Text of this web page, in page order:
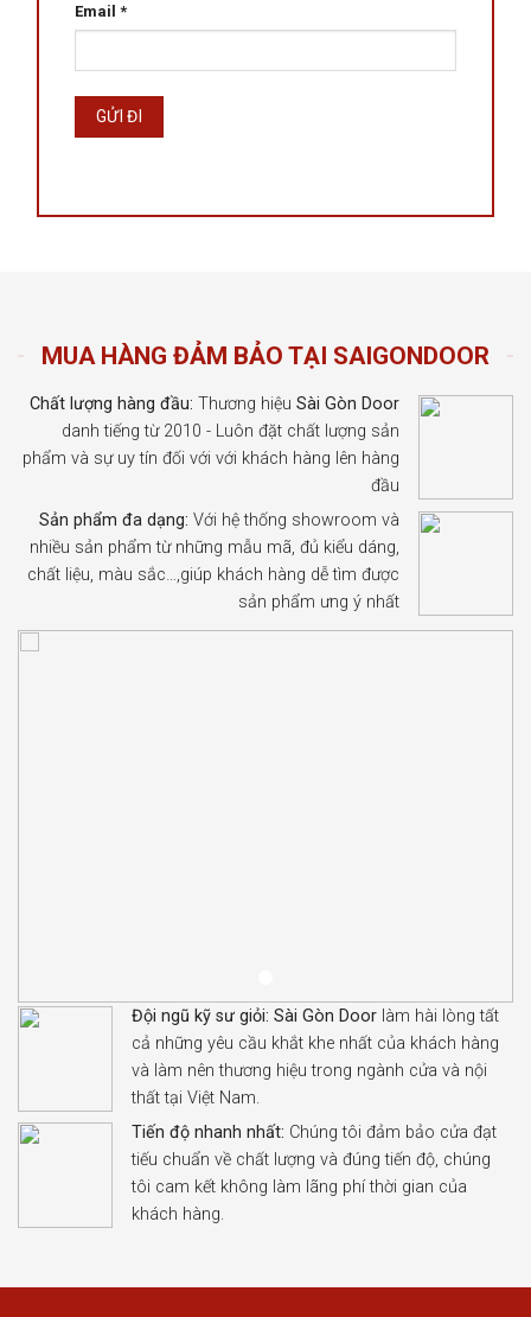
Email *
MUA HÀNG ĐẢM BẢO TẠI SAIGONDOOR
Chất lượng hàng đầu: Thương hiệu Sài Gòn Door
danh tiếng từ 2010 - Luôn đặt chất lượng sản
phẩm và sự uy tín đối với với khách hàng lên hàng
đầu
Sản phẩm đa dạng: Với hệ thống showroom và
nhiều sản phẩm từ những mẫu mã, đủ kiểu dáng,
chất liệu, màu sắc…,giúp khách hàng dễ tìm được
sản phẩm ưng ý nhất
Đội ngũ kỹ sư giỏi: Sài Gòn Door làm hài lòng tất
cả những yêu cầu khắt khe nhất của khách hàng
và làm nên thương hiệu trong ngành cửa và nội
thất tại Việt Nam.
Tiến độ nhanh nhất: Chúng tôi đảm bảo cửa đạt
tiếu chuẩn về chất lượng và đúng tiến độ, chúng
tôi cam kết không làm lãng phí thời gian của
khách hàng.